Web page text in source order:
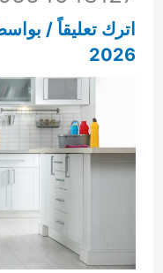
اترك تعليقاً /
2026